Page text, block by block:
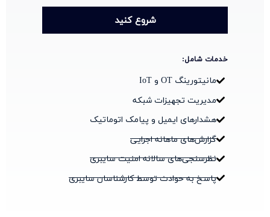
مانیتورینگ OT و IoT
مدیریت تجهیزات شبکه
هشدارهای ایمیل و پیامک اتوماتیک
گزارش‌های ماهانه اجرایی
نظرسنجی‌های سالانه امنیت سایبری
پاسخ به حوادث توسط کارشناسان سایبری
شروع کنید
خدمات شامل: